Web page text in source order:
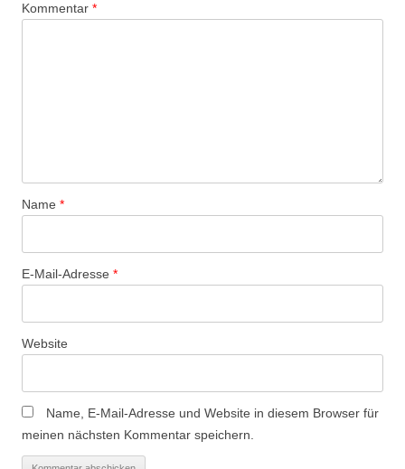
Kommentar *
Name *
E-Mail-Adresse *
Website
Name, E-Mail-Adresse und Website in diesem Browser für
meinen nächsten Kommentar speichern.